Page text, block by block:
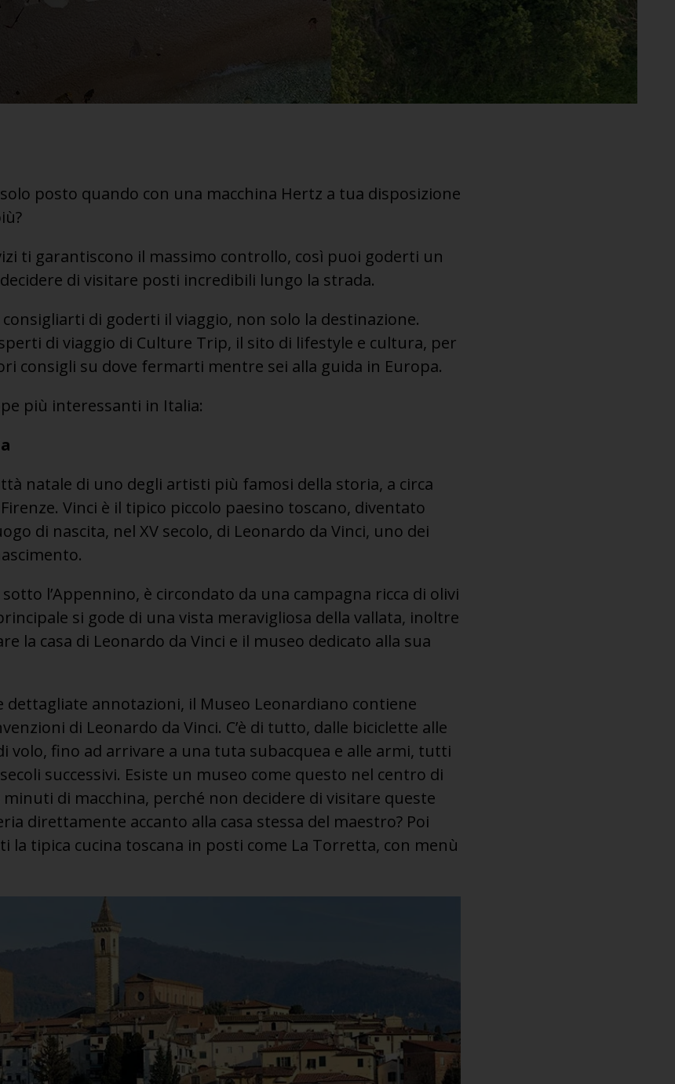
posto quando con una macchina Hertz a tua disposizione
ti garantiscono il massimo controllo, così puoi goderti un
di visitare posti incredibili lungo la strada.
consigliarti di goderti il viaggio, non solo la destinazione.
di viaggio di Culture Trip, il sito di lifestyle e cultura, per
consigli su dove fermarti mentre sei alla guida in Europa.
più interessanti in Italia:
natale di uno degli artisti più famosi della storia, a circa
Vinci è il tipico piccolo paesino toscano, diventato
di nascita, nel XV secolo, di Leonardo da Vinci, uno dei
l’Appennino, è circondato da una campagna ricca di olivi
si gode di una vista meravigliosa della vallata, inoltre
la casa di Leonardo da Vinci e il museo dedicato alla sua
dettagliate annotazioni, il Museo Leonardiano contiene
di Leonardo da Vinci. C’è di tutto, dalle biciclette alle
volo, fino ad arrivare a una tuta subacquea e alle armi, tutti
successivi. Esiste un museo come questo nel centro di
minuti di macchina, perché non decidere di visitare queste
direttamente accanto alla casa stessa del maestro? Poi
la tipica cucina toscana in posti come La Torretta, con menù